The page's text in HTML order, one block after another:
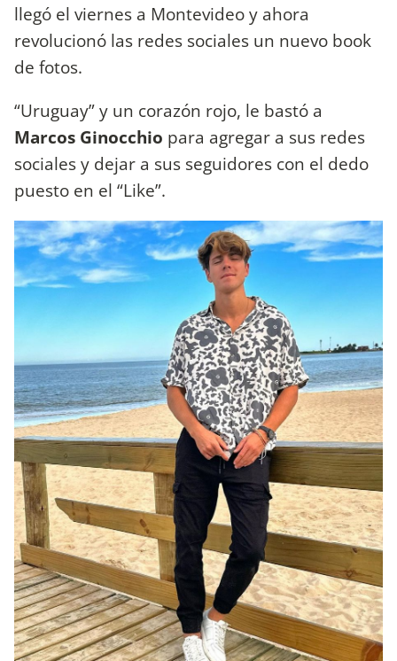
llegó el viernes a Montevideo y ahora
revolucionó las redes sociales un nuevo book
de fotos.
“Uruguay” y un corazón rojo, le bastó a
Marcos Ginocchio para agregar a sus redes
sociales y dejar a sus seguidores con el dedo
puesto en el “Like”.